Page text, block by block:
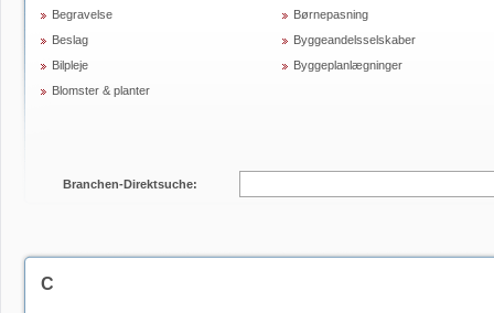
Begravelse
Beslag
Bilpleje
Blomster & planter
Børnepasning
Byggeandelsselskaber
Byggeplanlægninger
Branchen-Direktsuche:
C